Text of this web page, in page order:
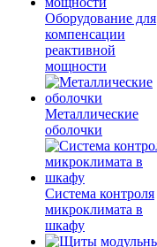
Оборудование для
компенсации
реактивной
мощности
Металлические
оболочки
Система контроля
микроклимата в
шкафу